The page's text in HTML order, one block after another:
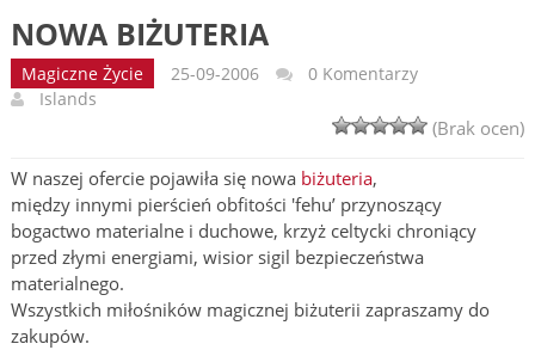
NOWA BIŻUTERIA
Magiczne Życie 25-09-2006
0 Komentarzy
Islands
(Brak ocen)
W naszej ofercie pojawiła się nowabiżuteria,
między innymi pierścień obfitości 'fehu’ przynoszący
bogactwo materialne i duchowe, krzyż celtycki chroniący
przed złymi energiami, wisior sigil bezpieczeństwa
materialnego.
Wszystkich miłośników magicznej biżuterii zapraszamy do
zakupów.